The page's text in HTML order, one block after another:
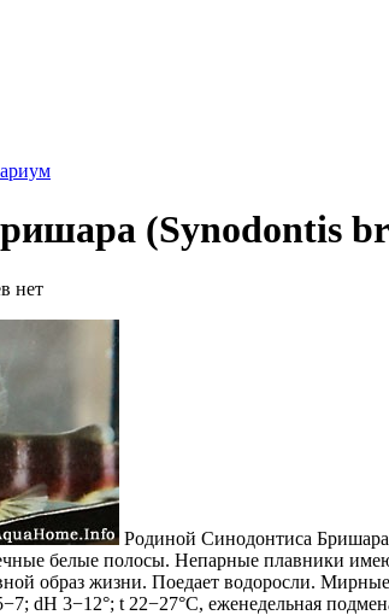
(Synodontis
нет
Родиной Синодонтиса Бришара
белые полосы. Непарные плавники
образ жизни. Поедает водоросли.
dH 3−12°; t 22−27°С, еженедельная